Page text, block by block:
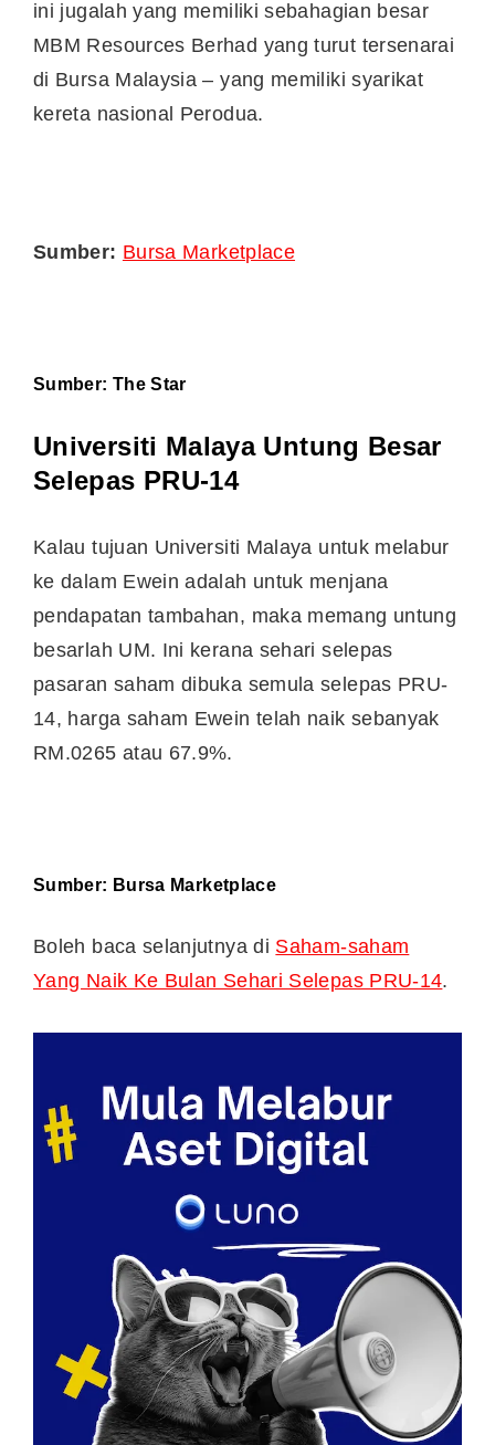
ini jugalah yang memiliki sebahagian besar
MBM Resources Berhad yang turut tersenarai
di Bursa Malaysia – yang memiliki syarikat
kereta nasional Perodua.
Sumber: Bursa Marketplace
Sumber: The Star
Universiti Malaya Untung Besar
Selepas PRU-14
Kalau tujuan Universiti Malaya untuk melabur
ke dalam Ewein adalah untuk menjana
pendapatan tambahan, maka memang untung
besarlah UM. Ini kerana sehari selepas
pasaran saham dibuka semula selepas PRU-
14, harga saham Ewein telah naik sebanyak
RM.0265 atau 67.9%.
Sumber: Bursa Marketplace
Boleh baca selanjutnya di Saham-saham
Yang Naik Ke Bulan Sehari Selepas PRU-14.